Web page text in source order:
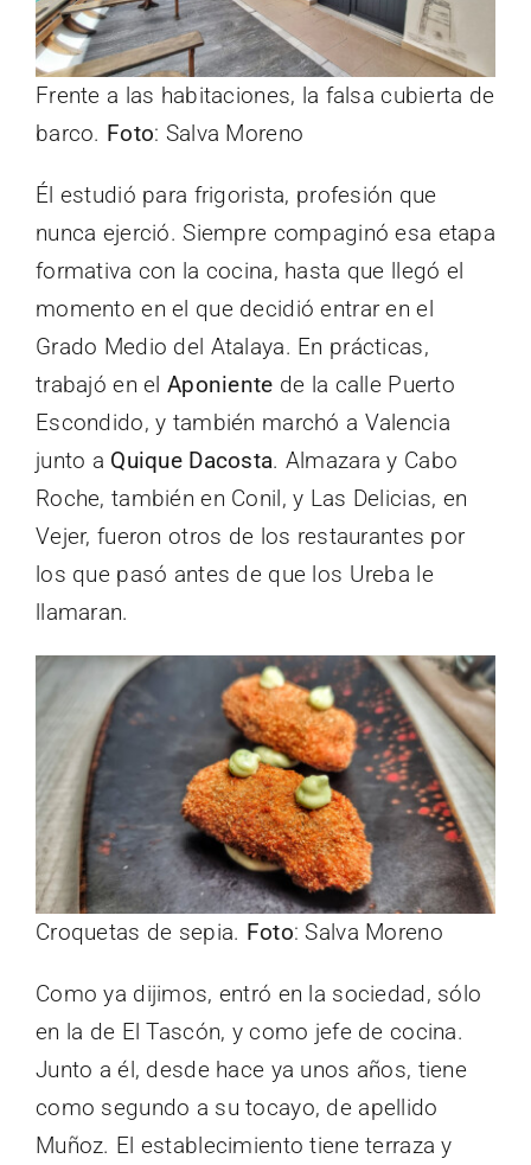
Frente a las habitaciones, la falsa cubierta de
barco. Foto: Salva Moreno
Él estudió para frigorista, profesión que
nunca ejerció. Siempre compaginó esa etapa
formativa con la cocina, hasta que llegó el
momento en el que decidió entrar en el
Grado Medio del Atalaya. En prácticas,
trabajó en el Aponiente de la calle Puerto
Escondido, y también marchó a Valencia
junto a Quique Dacosta. Almazara y Cabo
Roche, también en Conil, y Las Delicias, en
Vejer, fueron otros de los restaurantes por
los que pasó antes de que los Ureba le
llamaran.
Croquetas de sepia. Foto: Salva Moreno
Como ya dijimos, entró en la sociedad, sólo
en la de El Tascón, y como jefe de cocina.
Junto a él, desde hace ya unos años, tiene
como segundo a su tocayo, de apellido
Muñoz. El establecimiento tiene terraza y